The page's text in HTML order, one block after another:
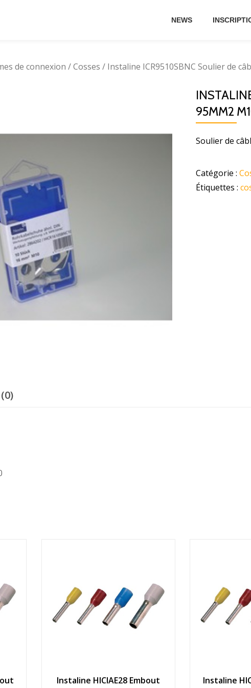
NEWS
de connexion /Cosses / Instaline ICR9510SBNC Soulier de
95MM2
Soulier de
Catégorie :
Étiquettes :
Instaline HICIAE28 Embout
Instaline